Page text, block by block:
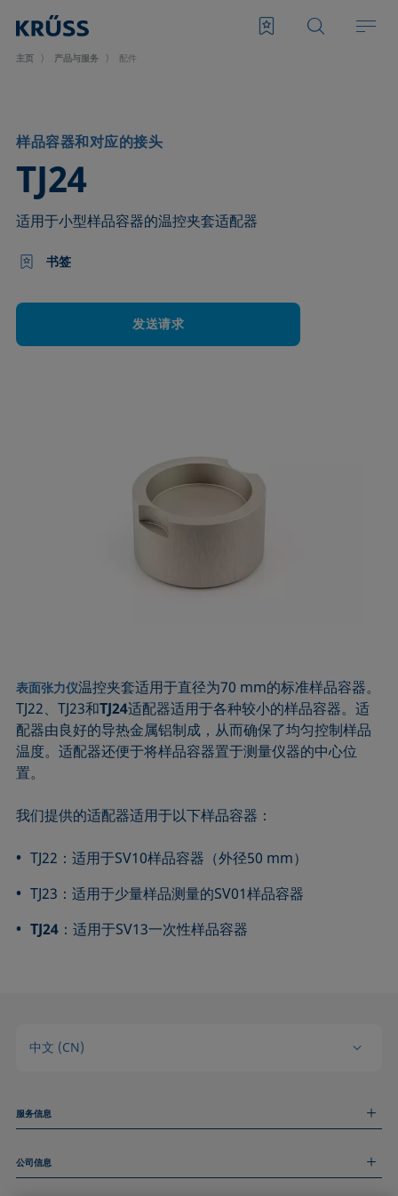
主页 产品与服务 配件
样品容器和对应的接头
TJ24
–
适用于小型样品容器的温控夹套适配器
书签
发送请求
表面张力仪温控夹套适用于直径为70 mm的标准样品容器。
TJ22、TJ23和TJ24适配器适用于各种较小的样品容器。适
配器由良好的导热金属铝制成，从而确保了均匀控制样品
温度。适配器还便于将样品容器置于测量仪器的中心位
置。
我们提供的适配器适用于以下样品容器：
TJ22：适用于SV10样品容器（外径50 mm）
TJ23：适用于少量样品测量的SV01样品容器
TJ24 ：适用于SV13一次性样品容器
中文 (CN)
服务信息
技术服务
公司信息